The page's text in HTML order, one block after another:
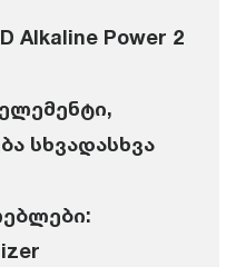
Alkaline Power 2
სხვადასხვა